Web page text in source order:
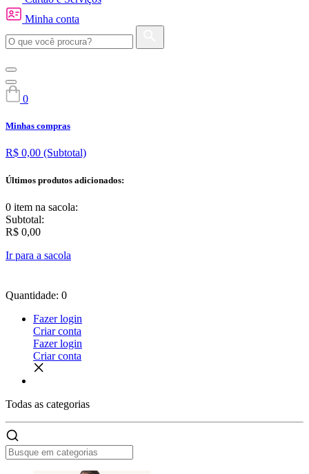
Minha conta
0
Minhas compras
R$ 0,00 (Subtotal)
Últimos produtos adicionados:
0 item na sacola:
Subtotal:
R$ 0,00
Ir para a sacola
Quantidade: 0
Fazer login
Criar conta
Fazer login
Criar conta
Todas as categorias